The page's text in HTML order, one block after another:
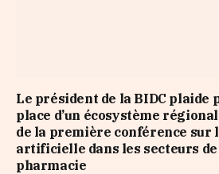
Le président de la BIDC plaide
place d’un écosystème
de la première conférence sur
artificielle dans les secteurs de
pharmacie